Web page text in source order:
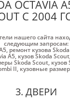
OCTAVIA
С 2004
нашего сайта
следующим запросам:
, ремонт кузова
A5, кузов Skoda Scout
Skoda Scout, кузов
II, кузовные
3. ДВЕРИ